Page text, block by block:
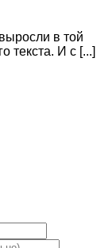
в той
текста. И с [...]